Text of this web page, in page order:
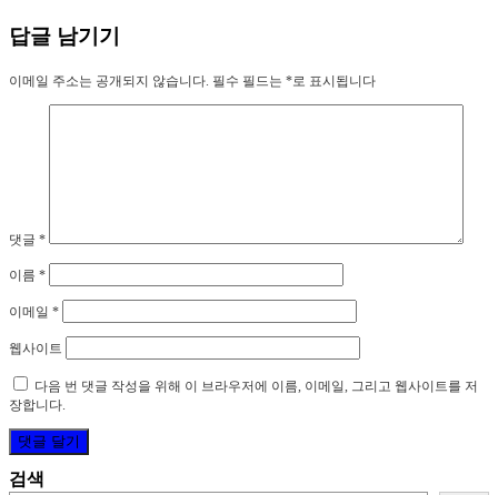
답글 남기기
이메일 주소는 공개되지 않습니다. 필수 필드는 *로 표시됩니다
댓글 *
이름 *
이메일 *
웹사이트
다음 번 댓글 작성을 위해 이 브라우저에 이름, 이메일, 그리고 웹사이트를 저
장합니다.
검색